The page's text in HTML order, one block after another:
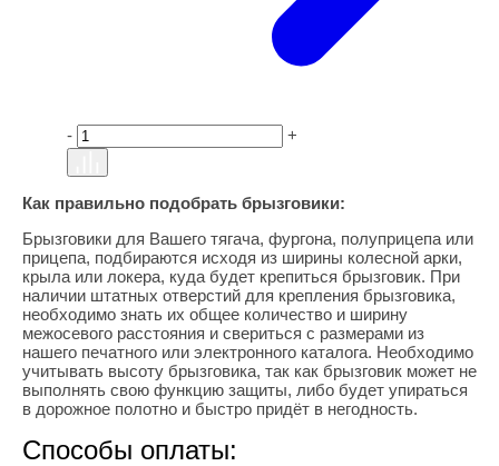
- +
Как правильно подобрать брызговики:
Брызговики для Вашего тягача, фургона, полуприцепа или
прицепа, подбираются исходя из ширины колесной арки,
крыла или локера, куда будет крепиться брызговик. При
наличии штатных отверстий для крепления брызговика,
необходимо знать их общее количество и ширину
межосевого расстояния и свериться с размерами из
нашего печатного или электронного каталога. Необходимо
учитывать высоту брызговика, так как брызговик может не
выполнять свою функцию защиты, либо будет упираться
в дорожное полотно и быстро придёт в негодность.
Способы оплаты: